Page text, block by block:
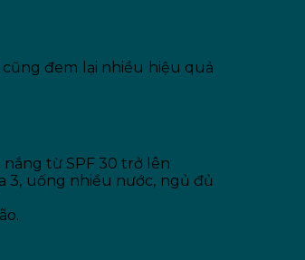
đem lại nhiều hiệu quả
từ SPF 30 trở lên
3, uống nhiều nước, ngủ đủ